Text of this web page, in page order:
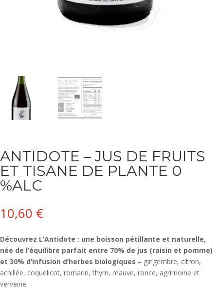
ANTIDOTE – JUS DE FRUITS
ET TISANE DE PLANTE 0
%ALC
10,60 €
Découvrez L’Antidote : une boisson pétillante et naturelle,
née de l’équilibre parfait entre 70% de jus (raisin et pomme)
et 30% d’infusion d’herbes biologiques – gingembre, citron,
achillée, coquelicot, romarin, thym, mauve, ronce, agrimoine et
verveine.